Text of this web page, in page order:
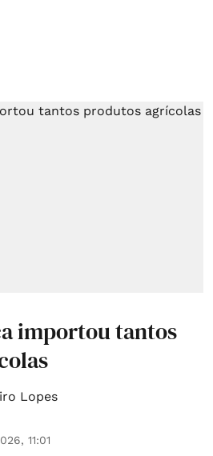
importou tantos
Lopes
11:01